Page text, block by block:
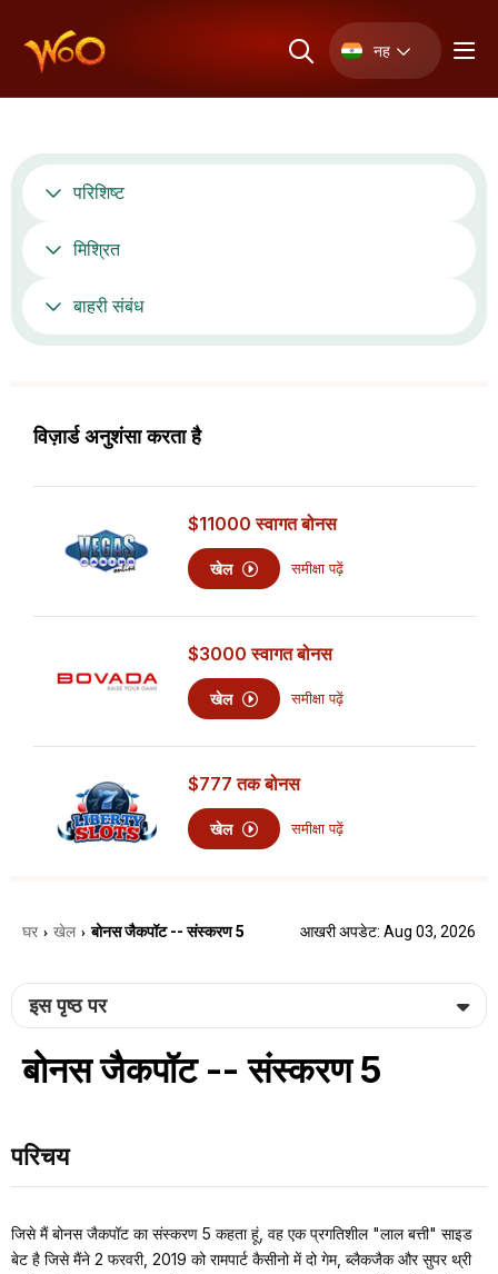
नह
परिशिष्ट
मिश्रित
बाहरी संबंध
विज़ार्ड अनुशंसा करता है
$11000 स्वागत बोनस
खेल समीक्षा पढ़ें
$3000 स्वागत बोनस
खेल समीक्षा पढ़ें
$777 तक बोनस
खेल समीक्षा पढ़ें
घर › खेल › बोनस जैकपॉट -- संस्करण 5 आखरी अपडेट: Aug 03, 2026
इस पृष्ठ पर
बोनस जैकपॉट -- संस्करण 5
परिचय
जिसे मैं बोनस जैकपॉट का संस्करण 5 कहता हूं, वह एक प्रगतिशील "लाल बत्ती" साइड
बेट है जिसे मैंने 2 फरवरी, 2019 को रामपार्ट कैसीनो में दो गेम, ब्लैकजैक और सुपर थ्री